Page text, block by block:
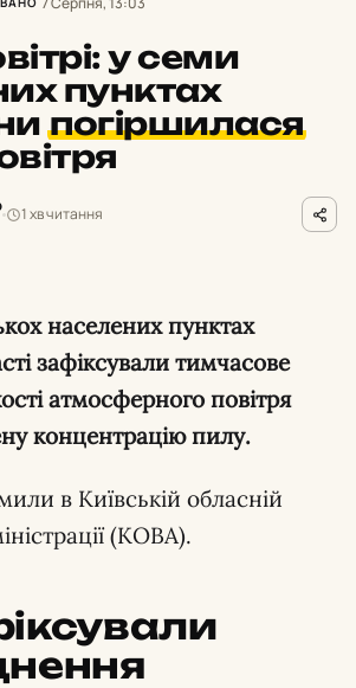
у семи
пунктах
погіршилася
1 хв читання
зафіксували тимчасове
атмосферного повітря
концентрацію пилу.
в Київській обласній
(КОВА).